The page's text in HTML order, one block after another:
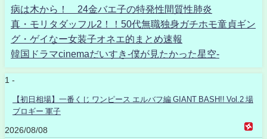
病は木から！ 24金バエ子の特発性間質性肺炎
真・モリタダッフル2！！50代無職独身ガチホモ童貞ギン
グ・ゲイなー女装子オネエ的まとめ速報
韓国ドラマcinemaだいすき-僕が見たかった星空-
1 -
【初日相場】一番くじ ワンピース エルバフ編 GIANT BASH!! Vol.2 場
ブロギー 軍子
2026/08/08